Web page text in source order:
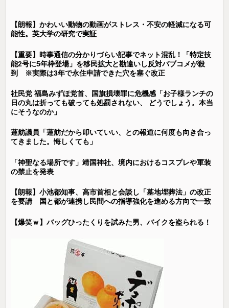
【朗報】かわいい動物の動画がストレス・不安の軽減になる可
能性。英大学の研究で実証
【重要】時事通信の分かりづらい記事でネット混乱！「特定技
能2号に5年枠登場」を移民拡大と勘違いし反対パブコメが殺
到 ※実際は3年で永住申請できた穴を塞ぐ改正
社民党 福島みずほ党首、国旗損壊罪に危機感「お子様ランチの
日の丸は折っても破っても処罰されない、 どうでしょう。本当
にそうなのか」
蓮舫議員「蓮舫だから叩いていい、との報道に何度も向き合っ
てきました。悔しくても」
「神聖なる場所です」靖国神社、境内におけるコスプレや軍装
の禁止を発表
【朗報】小池都知事、高市首相と会談し「墓地埋葬法」の改正
を要請 国と都が連携し民間への指導強化を進める方向で一致
【爆笑ｗ】バッグひったくりを試みた男、バイクを盗られる！